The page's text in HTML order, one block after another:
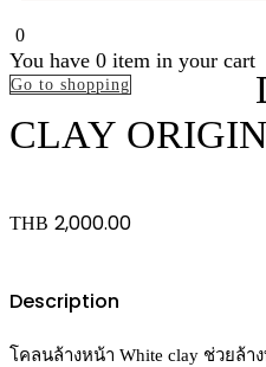
0
You have 0 item in your cart
Go to shopping
CLAY
THB 2,000.00
Description
โคลนล้างหน้า White clay ช่วยล้